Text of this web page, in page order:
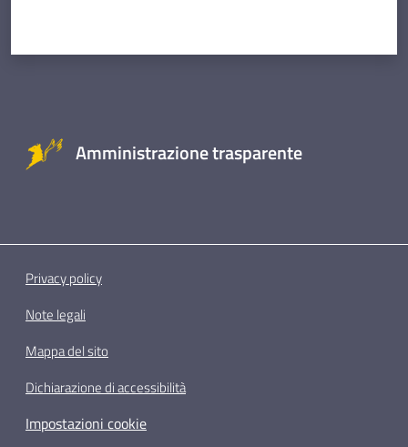
Amministrazione trasparente
Privacy policy
Note legali
Mappa del sito
Dichiarazione di accessibilità
Impostazioni cookie